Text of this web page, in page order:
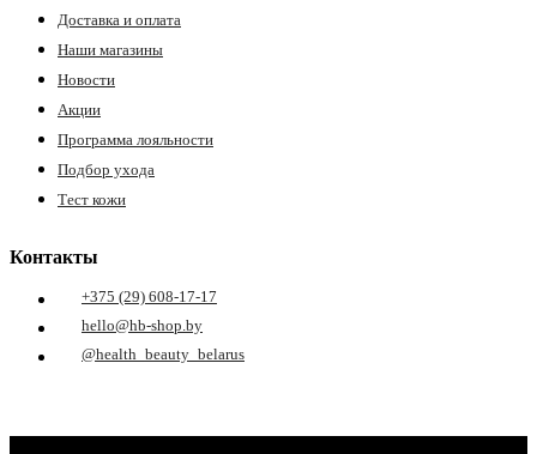
Доставка и оплата
Наши магазины
Новости
Акции
Программа лояльности
Подбор ухода
Тест кожи
Контакты
+375 (29) 608-17-17
hello@hb-shop.by
@health_beauty_belarus